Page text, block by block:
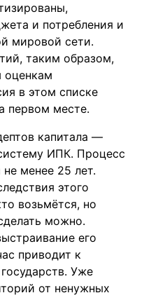
и потребления и
мировой сети.
таким образом,
оценкам
в этом списке
первом месте.
капитала —
ИПК. Процесс
не менее 25 лет.
этого
возьмётся, но
можно.
его
приводит к
Уже
от ненужных